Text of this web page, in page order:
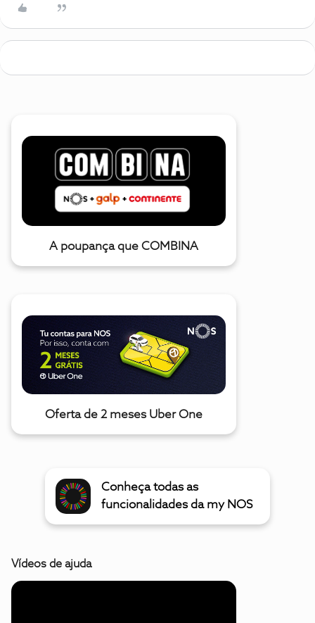
A poupança que COMBINA
Oferta de 2 meses Uber One
Conheça todas as
funcionalidades da my NOS
Vídeos de ajuda